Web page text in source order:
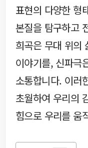
표현의 다양한 형
본질을 탐구하고
희곡은 무대 위의
이야기를, 신파극
소통합니다. 이러
초월하여 우리의
힘으로 우리를 움